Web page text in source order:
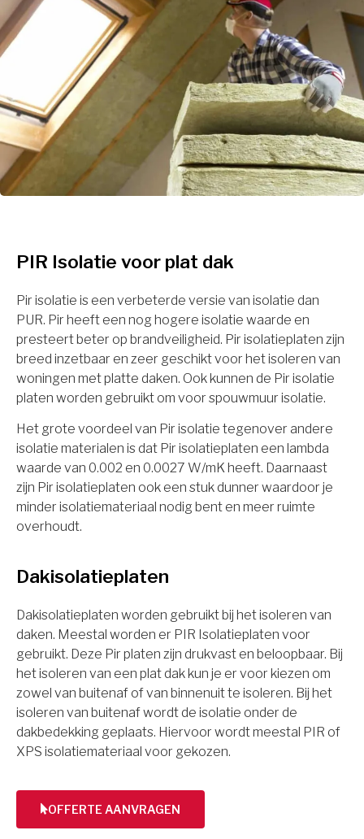
PIR Isolatie voor plat dak
Pir isolatie is een verbeterde versie van isolatie dan
PUR. Pir heeft een nog hogere isolatie waarde en
presteert beter op brandveiligheid. Pir isolatieplaten zijn
breed inzetbaar en zeer geschikt voor het isoleren van
woningen met platte daken. Ook kunnen de Pir isolatie
platen worden gebruikt om voor spouwmuur isolatie.
Het grote voordeel van Pir isolatie tegenover andere
isolatie materialen is dat Pir isolatieplaten een lambda
waarde van 0.002 en 0.0027 W/mK heeft. Daarnaast
zijn Pir isolatieplaten ook een stuk dunner waardoor je
minder isolatiemateriaal nodig bent en meer ruimte
overhoudt.
Dakisolatieplaten
Dakisolatieplaten worden gebruikt bij het isoleren van
daken. Meestal worden er PIR Isolatieplaten voor
gebruikt. Deze Pir platen zijn drukvast en beloopbaar. Bij
het isoleren van een plat dak kun je er voor kiezen om
zowel van buitenaf of van binnenuit te isoleren. Bij het
isoleren van buitenaf wordt de isolatie onder de
dakbedekking geplaats. Hiervoor wordt meestal PIR of
XPS isolatiemateriaal voor gekozen.
OFFERTE AANVRAGEN